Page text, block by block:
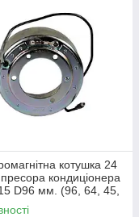
котушка 24
кондиціонера
D96 мм. (96, 64, 45,